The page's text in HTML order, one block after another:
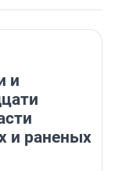
и
и раненых